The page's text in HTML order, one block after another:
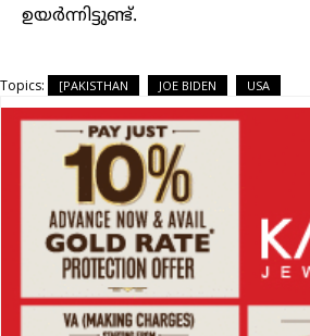
ഉയർന്നിട്ടുണ്ട്.
Topics: [PAKISTHAN JOE BIDEN USA